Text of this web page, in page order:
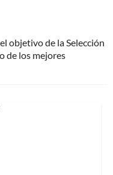
objetivo de la Selección
de los mejores